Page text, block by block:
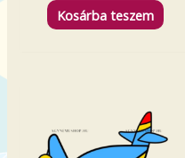
Kosárba teszem